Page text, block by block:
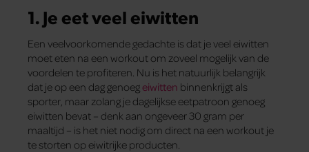
1. Je eet veel eiwitten
Een veelvoorkomende gedachte is dat je veel eiwitten
moet eten na een workout om zoveel mogelijk van de
voordelen te profiteren. Nu is het natuurlijk belangrijk
dat je op een dag genoegeiwitten binnenkrijgt als
sporter, maar zolang je dagelijkse eetpatroon genoeg
eiwitten bevat – denk aan ongeveer 30 gram per
maaltijd – is het niet nodig om direct na een workout je
te storten op eiwitrijke producten.